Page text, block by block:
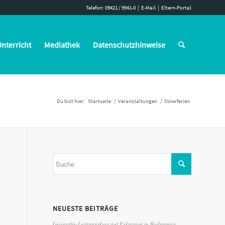
Telefon: 09421 / 9941-0 | E-Mail | Eltern-Portal
Mediathek Datenschutzhinweise
Du bist hier: Startseite / Veranstaltungen / Osterferien
NEUESTE BEITRÄGE